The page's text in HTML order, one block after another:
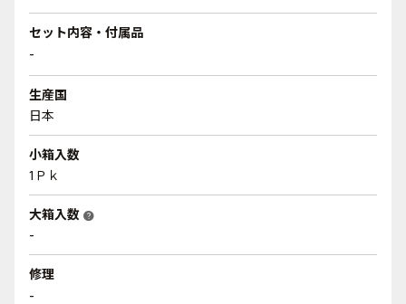
セット内容・付属品
-
生産国
日本
小箱入数
1Ｐｋ
大箱入数 help
-
修理
-